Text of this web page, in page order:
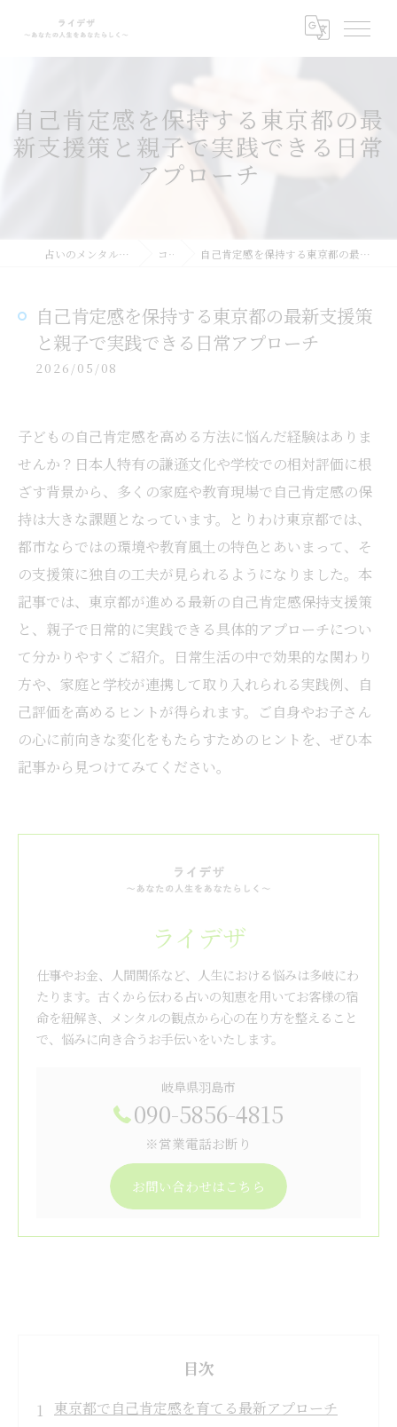
自己肯定感を保持する東京都の最
新支援策と親子で実践できる日常
アプローチ
占いのメンタルサポートならライデザ コラム 自己肯定感を保持する東京都の最新支援策と親子で実践できる日常アプローチ
自己肯定感を保持する東京都の最新支援策
と親子で実践できる日常アプローチ
2026/05/08
子どもの自己肯定感を高める方法に悩んだ経験はありま
せんか？日本人特有の謙遜文化や学校での相対評価に根
ざす背景から、多くの家庭や教育現場で自己肯定感の保
持は大きな課題となっています。とりわけ東京都では、
都市ならではの環境や教育風土の特色とあいまって、そ
の支援策に独自の工夫が見られるようになりました。本
記事では、東京都が進める最新の自己肯定感保持支援策
と、親子で日常的に実践できる具体的アプローチについ
て分かりやすくご紹介。日常生活の中で効果的な関わり
方や、家庭と学校が連携して取り入れられる実践例、自
己評価を高めるヒントが得られます。ご自身やお子さん
の心に前向きな変化をもたらすためのヒントを、ぜひ本
記事から見つけてみてください。
ライデザ
仕事やお金、人間関係など、人生における悩みは多岐にわ
たります。古くから伝わる占いの知恵を用いてお客様の宿
命を紐解き、メンタルの観点から心の在り方を整えること
で、悩みに向き合うお手伝いをいたします。
岐阜県羽島市
090-5856-4815
※営業電話お断り
お問い合わせはこちら
目次
東京都で自己肯定感を育てる最新アプローチ